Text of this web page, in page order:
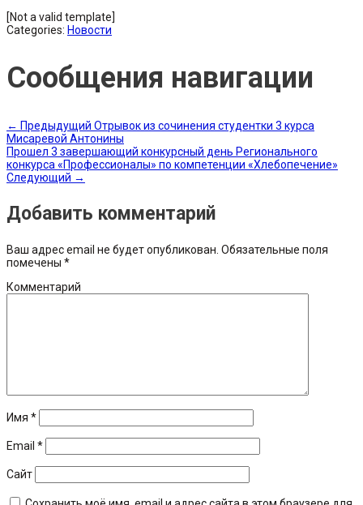
[Not a valid template]
Categories: Новости
Сообщения навигации
← Предыдущий Отрывок из сочинения студентки 3 курса
Мисаревой Антонины
Прошел 3 завершающий конкурсный день Регионального
конкурса «Профессионалы» по компетенции «Хлебопечение»
Следующий →
Добавить комментарий
Ваш адрес email не будет опубликован. Обязательные поля
помечены *
Комментарий
Имя *
Email *
Сайт